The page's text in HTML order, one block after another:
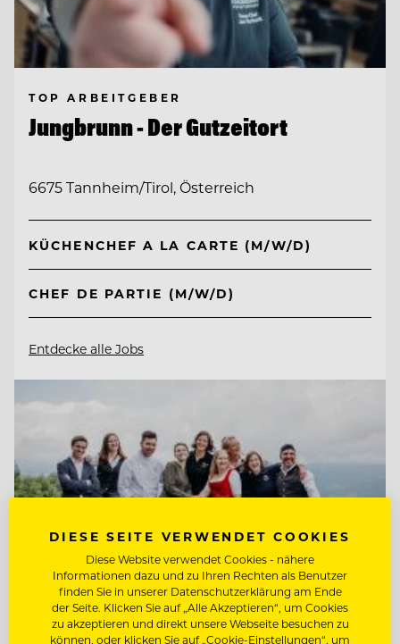
TOP ARBEITGEBER
Jungbrunn - Der Gutzeitort
6675 Tannheim/Tirol, Österreich
KÜCHENCHEF A LA CARTE (M/W/D)
CHEF DE PARTIE (M/W/D)
Entdecke alle Jobs
DIESE SEITE VERWENDET COOKIES
Diese Website verwendet Cookies - nähere
Informationen dazu und zu Ihren Rechten als Benutzer
finden Sie in unserer Datenschutzerklärung am Ende
der Seite. Klicken Sie auf „Alle Akzeptieren“, um Cookies
zu akzeptieren und direkt unsere Webseite besuchen zu
können, oder klicken Sie auf „Cookie-Einstellungen“, um